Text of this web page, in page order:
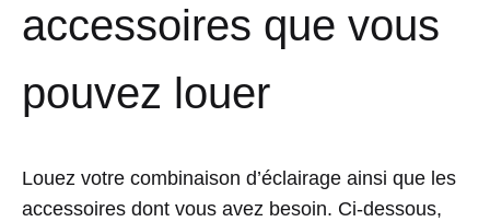
accessoires que vous
pouvez louer
Louez votre combinaison d’éclairage ainsi que les
accessoires dont vous avez besoin. Ci-dessous,